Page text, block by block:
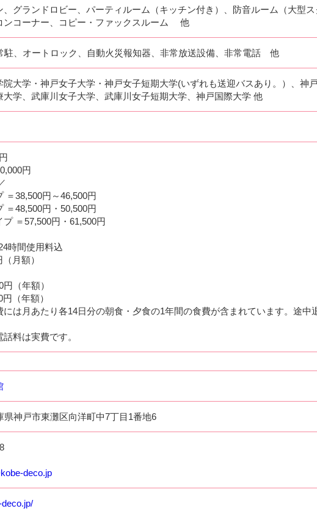
、グランドロビー、パーティルーム（キッチン付き）、防音ルーム（大型
ンコーナー、コピー・ファックスルーム 他
駐、オートロック、自動火災報知器、非常放送設備、非常電話 他
院大学・神戸女子大学・神戸女子短期大学(いずれも送迎バスあり。）、神
大学、武庫川女子大学、武庫川女子短期大学、神戸国際大学 他
円
＝38,500円～46,500円
＝48,500円・50,500円
＝57,500円・61,500円
時間使用料込
月額）
（年額）
（年額）
は月あたり各14日分の朝食・夕食の1年間の食費が含まれています。途中
料は実費です。
神戸市東灘区向洋町中7丁目1番地6
deco.jp